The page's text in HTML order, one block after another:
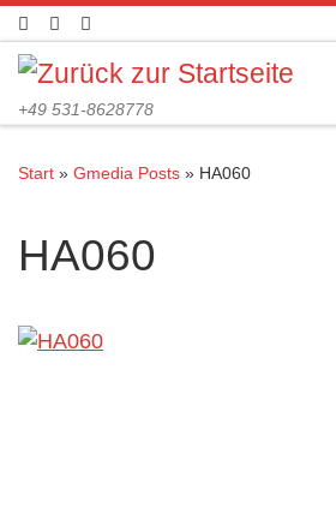
Zum Inhalt springen
+49 531-8628778
Start » Gmedia Posts » HA060
HA060